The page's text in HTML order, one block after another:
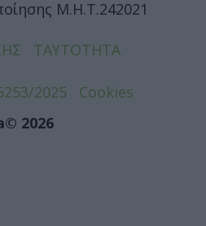
Μ.Η.Τ.242021
ΤΑΥΤΟΤΗΤΑ
2025
Cookies
2026